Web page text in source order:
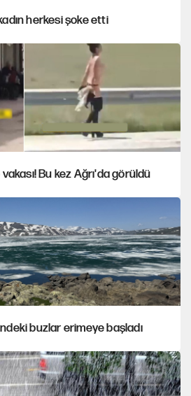
herkesi şoke etti
Bu kez Ağrı'da görüldü
buzlar erimeye başladı